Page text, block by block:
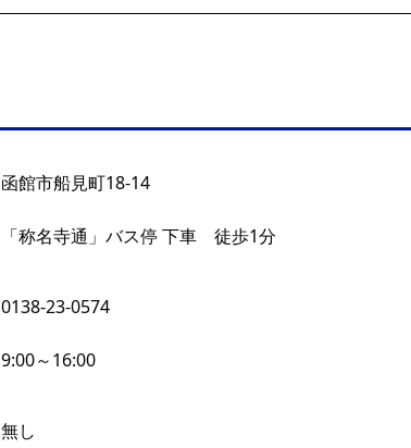
函館市船見町18-14
「称名寺通」バス停 下車 徒歩1分
0138-23-0574
9:00～16:00
無し